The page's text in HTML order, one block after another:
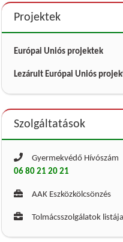
Projektek
Európai Uniós projektek
Lezárult Európai Uniós
Szolgáltatások
Gyermekvédő Hívószám
06 80 21 20 21
AAK Eszközkölcsönzés
Tolmácsszolgálatok listája